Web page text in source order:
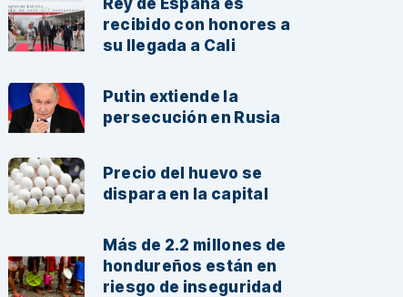
recibido con honores a
su llegada a Cali
Putin extiende la
persecución en Rusia
Precio del huevo se
dispara en la capital
Más de 2.2 millones de
hondureños están en
riesgo de inseguridad